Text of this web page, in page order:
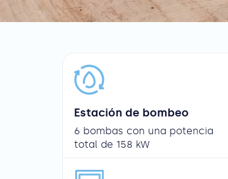
Estación de bombeo
6 bombas con una potencia
total de 158 kW